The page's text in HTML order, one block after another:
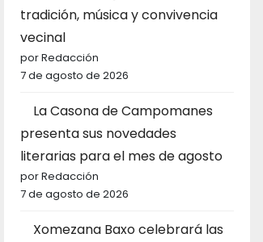
tradición, música y convivencia
vecinal
por Redacción
7 de agosto de 2026
La Casona de Campomanes
presenta sus novedades
literarias para el mes de agosto
por Redacción
7 de agosto de 2026
Xomezana Baxo celebrará las